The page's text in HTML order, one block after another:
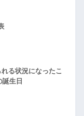
る状況になったこ
生日